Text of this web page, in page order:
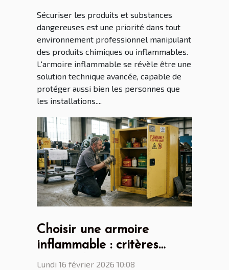
Sécuriser les produits et substances
dangereuses est une priorité dans tout
environnement professionnel manipulant
des produits chimiques ou inflammables.
L'armoire inflammable se révèle être une
solution technique avancée, capable de
protéger aussi bien les personnes que
les installations....
Choisir une armoire
inflammable : critères
essentiels et nouveautés
Lundi 16 février 2026 10:08